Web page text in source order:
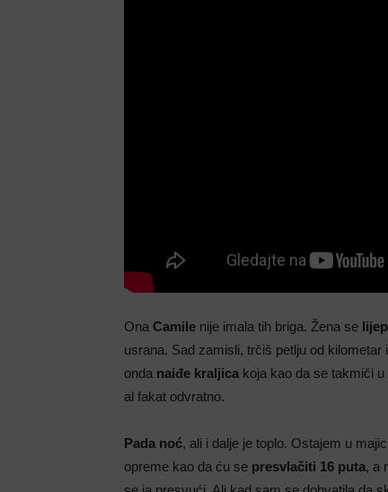
Ona Camile nije imala tih briga. Žena se
usrana. Sad zamisli, trčiš petlju od
onda naiđe kraljica koja kao da se takmiči u
al fakat odvratno.
Pada noć, ali i dalje je toplo. Ostajem u
opreme kao da ću se presvlačiti 16 puta, a